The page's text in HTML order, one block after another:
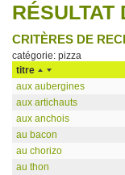
RÉSULTAT
CRITÈRES DE
catégorie: pizza
titre
aux aubergines
aux artichauts
aux anchois
au bacon
au chorizo
au thon